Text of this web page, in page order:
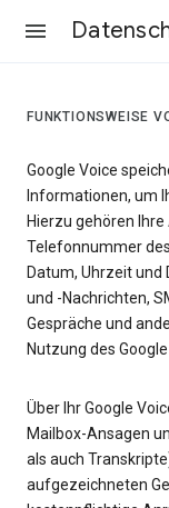
FUNKTIONSWEISE
Google Voice
Informationen, um
Hierzu gehören
Telefonnummer
Datum, Uhrzeit
und -Nachrichten,
Gespräche und
Nutzung des
Über Ihr Google
Mailbox-Ansagen
als auch
aufgezeichneten